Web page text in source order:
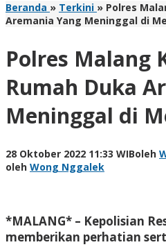
Beranda » Terkini » Polres
Aremania Yang Meninggal di
Polres Malang
Rumah Duka
Meninggal di
28 Oktober 2022 11:33 WIBoleh
oleh Wong Nggalek
*MALANG* – Kepolisian
memberikan perhatian